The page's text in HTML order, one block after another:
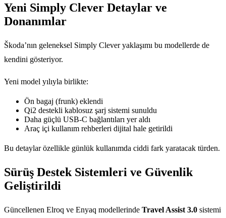
Yeni Simply Clever Detaylar ve
Donanımlar
Škoda’nın geleneksel Simply Clever yaklaşımı bu modellerde de
kendini gösteriyor.
Yeni model yılıyla birlikte:
Ön bagaj (frunk) eklendi
Qi2 destekli kablosuz şarj sistemi sunuldu
Daha güçlü USB-C bağlantıları yer aldı
Araç içi kullanım rehberleri dijital hale getirildi
Bu detaylar özellikle günlük kullanımda ciddi fark yaratacak türden.
Sürüş Destek Sistemleri ve Güvenlik
Geliştirildi
Güncellenen Elroq ve Enyaq modellerinde Travel Assist 3.0 sistemi